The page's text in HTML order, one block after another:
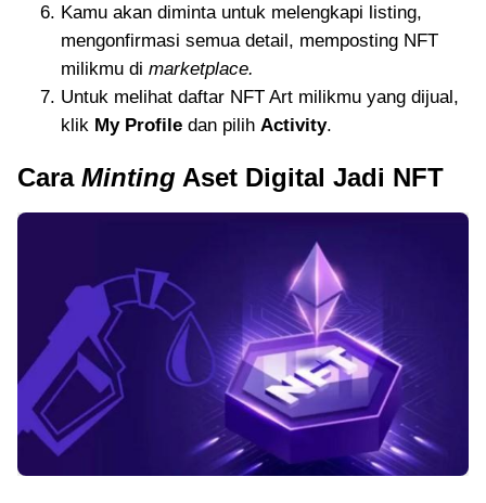
Kamu akan diminta untuk melengkapi listing,
mengonfirmasi semua detail, memposting NFT
milikmu di marketplace.
Untuk melihat daftar NFT Art milikmu yang dijual,
klik My Profile dan pilih Activity.
Cara Minting Aset Digital Jadi NFT